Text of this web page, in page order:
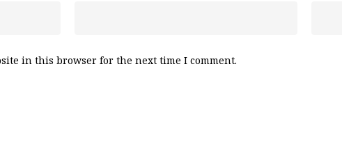
in this browser for the next time I comment.